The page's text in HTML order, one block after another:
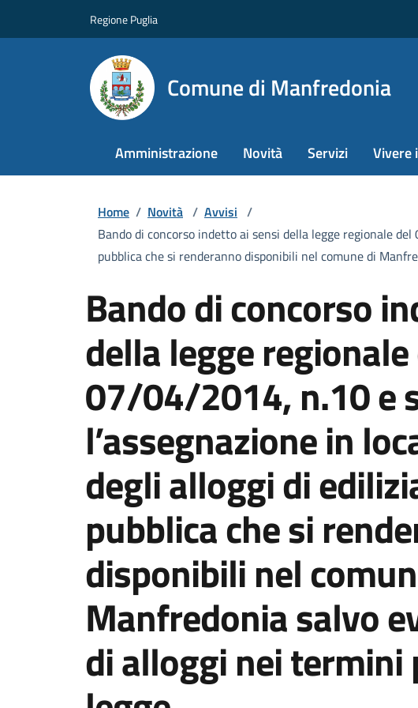
Regione Puglia
Comune di Manfredonia
Amministrazione Novità Servizi Vivere
Home / Novità / Avvisi /
Bando di concorso indetto ai sensi della legge regionale
pubblica che si renderanno disponibili nel comune di
Bando di concorso
della legge
07/04/2014, n.10 e
l’assegnazione in
degli alloggi di
pubblica che si
disponibili nel
Manfredonia salvo
di alloggi nei